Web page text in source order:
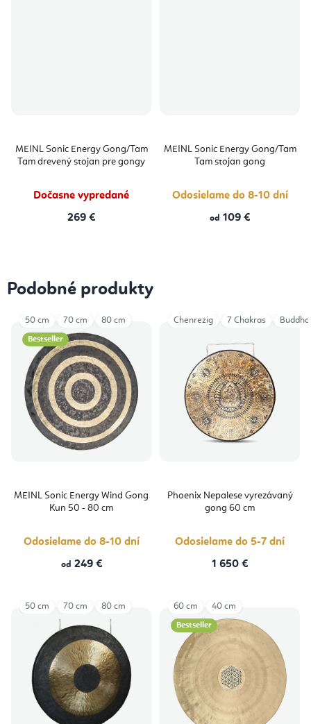
MEINL Sonic Energy Gong/Tam
Tam drevený stojan pre gongy
Dočasne vypredané
269 €
MEINL Sonic Energy Gong/Tam
Tam stojan gong
Odosielame do 8-10 dní
od 109 €
Podobné produkty
Bestseller
MEINL Sonic Energy Wind Gong
Kun 50 - 80 cm
Odosielame do 8-10 dní
od 249 €
50 cm 70 cm 80 cm
Phoenix Nepalese vyrezávaný
gong 60 cm
Odosielame do 5-7 dní
1 650 €
Chenrezig 7 Chakras
50 cm 70 cm 80 cm
Bestseller
60 cm 40 cm